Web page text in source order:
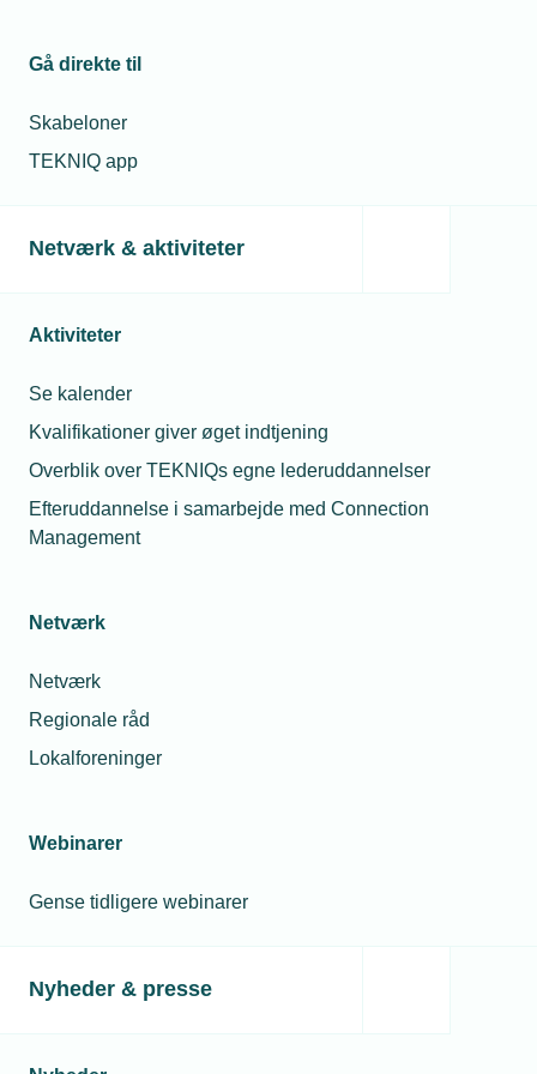
Gå direkte til
Skabeloner
TEKNIQ app
Netværk & aktiviteter
Aktiviteter
Se kalender
Kvalifikationer giver øget indtjening
Overblik over TEKNIQs egne lederuddannelser
Efteruddannelse i samarbejde med Connection
Management
Netværk
Netværk
Regionale råd
Lokalforeninger
Webinarer
Gense tidligere webinarer
Nyheder & presse
Læs mere om samme emne:
Skat Skattestyrelsen
som udgangspunkt
06. nov. 2024
Firmajulegaver må ikke være frit valg